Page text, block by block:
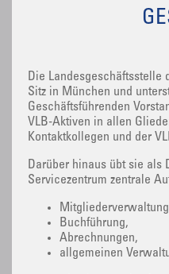
Die Landesgeschäftsstelle
Sitz in München und
Geschäftsführenden
VLB-Aktiven in allen
Kontaktkollegen und der
Darüber hinaus übt sie als
Servicezentrum zentrale
Buchführung,
Abrechnungen,
allgemeinen